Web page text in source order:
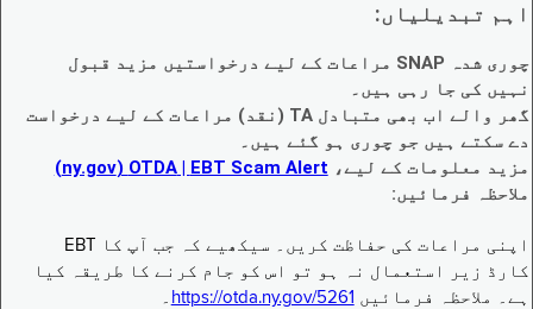
اہم تبدیلیاں:
چوری شدہ SNAP مراعات کے لیے درخواستیں مزید قبول
نہیں کی جا رہی ہیں۔
گھر والے اب بھی متبادل TA (نقد) مراعات کے لیے درخواست
دے سکتے ہیں جو چوری ہو گئے ہیں۔
مزید معلومات کے لیے، EBT Scam Alert ‏| OTDA ‏(ny.gov)
ملاحظہ فرمائیں:
اپنی مراعات کی حفاظت کریں۔ سیکھیے کہ جب آپ کا EBT
کارڈ زیر استعمال نہ ہو تو اس کو جام کرنے کا طریقہ کیا
ہے۔ ملاحظہ فرمائیں https://otda.ny.gov/5261 ۔